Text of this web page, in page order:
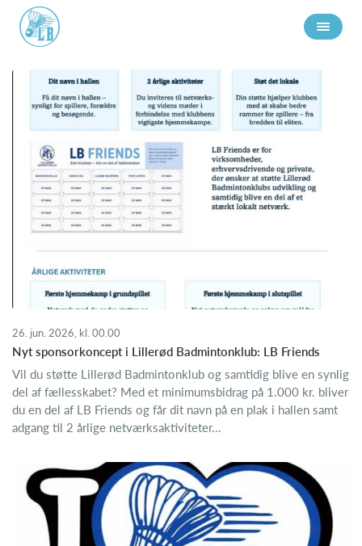
26. jun. 2026, kl. 00.00
Nyt sponsorkoncept i Lillerød Badmintonklub: LB Friends
Vil du støtte Lillerød Badmintonklub og samtidig blive en synlig
del af fællesskabet? Med et minimumsbidrag på 1.000 kr. bliver
du en del af LB Friends og får dit navn på en plak i hallen samt
adgang til 2 årlige netværksaktiviteter...